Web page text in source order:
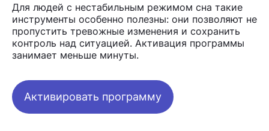
Для людей с нестабильным режимом сна такие
инструменты особенно полезны: они позволяют не
пропустить тревожные изменения и сохранить
контроль над ситуацией. Активация программы
занимает меньше минуты.
Активировать программу